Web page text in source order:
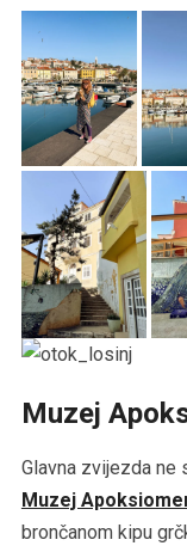
Muzej
Glavna zvijezda ne
Muzej
brončanom kipu